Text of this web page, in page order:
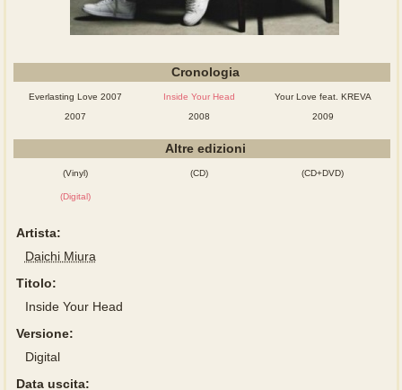
Cronologia
Everlasting Love 2007
2007
Inside Your Head
2008
Your Love feat. KREVA
2009
Altre edizioni
(Vinyl) (CD) (CD+DVD)
(Digital)
Artista:
Daichi Miura
Titolo:
Inside Your Head
Versione:
Digital
Data uscita: